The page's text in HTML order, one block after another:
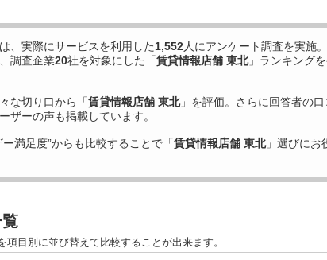
、実際にサービスを利用した1,552人にアンケート調査を実施。
調査企業20社を対象にした「賃貸情報店舗 東北」ランキング
な切り口から「賃貸情報店舗 東北」を評価。さらに回答者の口
ザーの声も掲載しています。
満足度”からも比較することで「賃貸情報店舗 東北」選びにお
目別に並び替えて比較することが出来ます。